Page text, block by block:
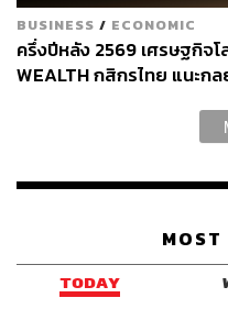
“ตอนที่เริ่มคิดจะทำอะไร
ถ้าอายุ50แล้วยังไม่ได้ทำ
การมีแบรนด์แฟชั่นเป็นขอ
ต้นทุนในชีวิตมาก่อน ซึ่งถึ
คลานมาอย่างโชกโชน แต่
ทำให้เธอสามารถก้าวข้าม
เริ่มต้นธุรกิจด้วยเงิน90,000
สำคัญในการทำธุรกิจคือก
BUSINESS / ECONOMIC
ครึ่งปีหลัง 2569 เศรษฐกิจโ
WEALTH กสิกรไทย แนะ
TODAY